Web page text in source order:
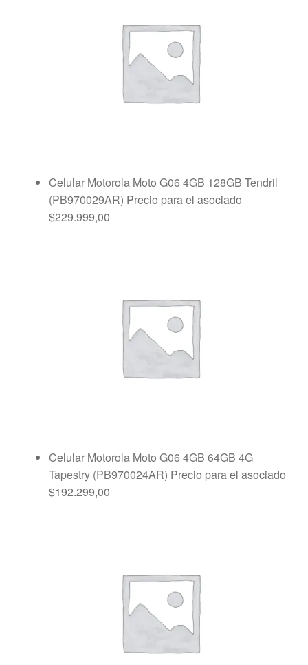
Celular Motorola Moto G06 4GB 128GB Tendril
(PB970029AR) Precio para el asociado
$229.999,00
Celular Motorola Moto G06 4GB 64GB 4G
Tapestry (PB970024AR) Precio para el asociado
$192.299,00